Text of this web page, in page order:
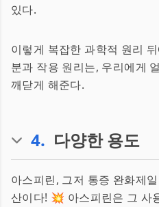
있다.
이렇게 복잡한 과학적 원리
분과 작용 원리는, 우리에게
깨닫게 해준다.
4. 다양한 용도
아스피린, 그저 통증 완화제
산이다! 💥 아스피린은 그 사